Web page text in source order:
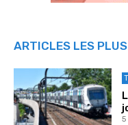
ARTICLES LES
5